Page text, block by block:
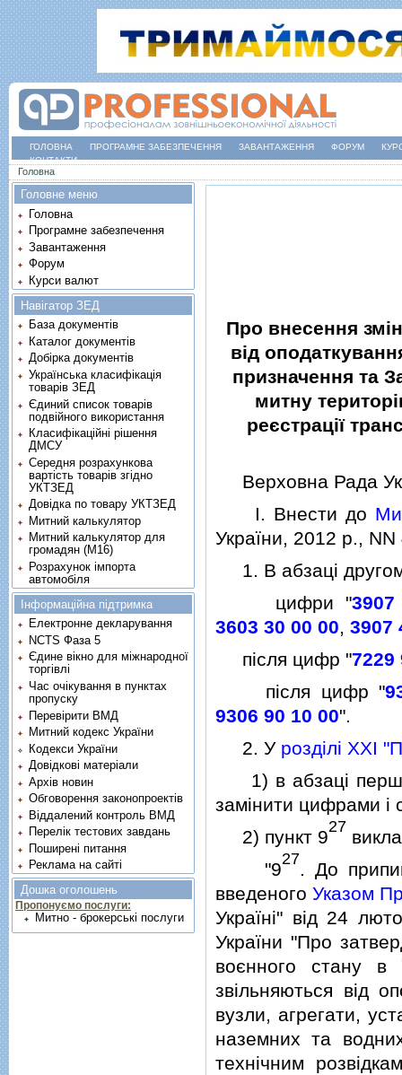
ГОЛОВНА ПРОГРАМНЕ ЗАБЕЗПЕЧЕННЯ ЗАВАНТАЖЕННЯ ФОРУМ
КОНТАКТИ
Ви є тут
Головна
Про внесення
вiд
призначення та
митну
реєстрацiї
Верховна Рада
I. Внести до
України, 2012 р.,
1. В абзацi
цифри "
3603 30 00 00, 3907
пiсля цифр "7229
пiсля цифр "
9306 90 10 00".
2. У роздiлi XXI
1) в абзацi
замiнити цифрами i
2) пункт 927
"927. До
введеногоУказом
Українi" вiд 24
України "Про
воєнного стану
звiльняються вiд
вузли, агрегати,
наземних та
технiчним
Головне меню
Головна
Програмне забезпечення
Завантаження
Форум
Курси валют
Навігатор ЗЕД
База документів
Каталог документів
Добірка документів
Українська класифікація
товарів ЗЕД
Єдиний список товарів
подвійного використання
Класифікаційні рішення
ДМСУ
Середня розрахункова
вартість товарів згідно
УКТЗЕД
Довідка по товару УКТЗЕД
Митний калькулятор
Митний калькулятор для
громадян (М16)
Розрахунок імпорта
автомобіля
Інформаційна підтримка
Електронне декларування
NCTS Фаза 5
Єдине вікно для міжнародної
торгівлі
Час очікування в пунктах
пропуску
Перевірити ВМД
Митний кодекс України
Кодекси України
Довідкові матеріали
Архів новин
Обговорення законопроектів
Віддалений контроль ВМД
Перелік тестових завдань
Поширені питання
Реклама на сайті
Дошка оголошень
Пропонуємо послуги:
Митно - брокерські послуги